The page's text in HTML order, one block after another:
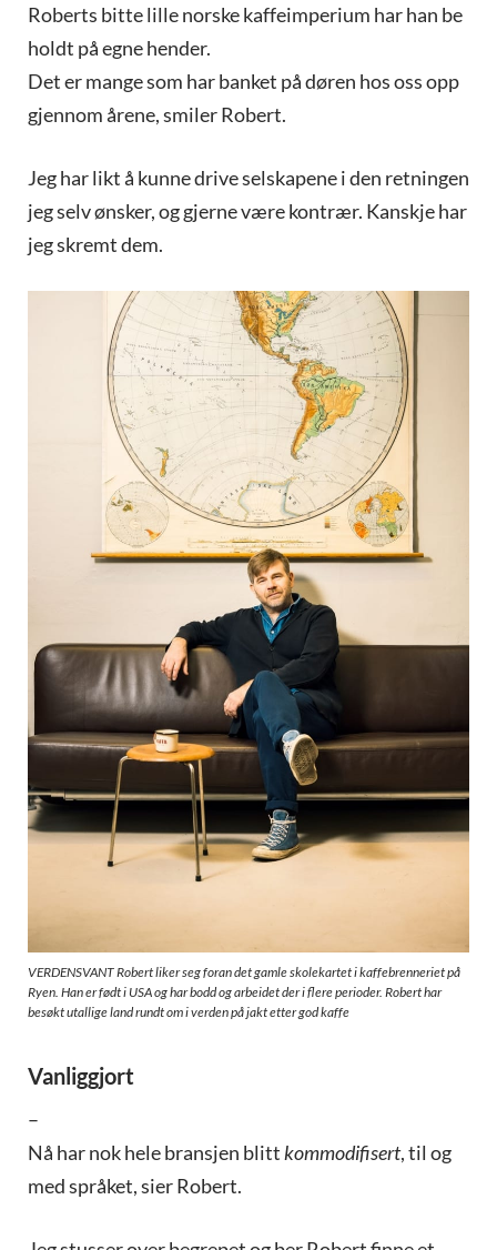
Roberts bitte lille norske kaffeimperium har han be
holdt på egne hender.
Det er mange som har banket på døren hos oss opp
gjennom årene, smiler Robert.
Jeg har likt å kunne drive selskapene i den retningen
jeg selv ønsker, og gjerne være kontrær. Kanskje har
jeg skremt dem.
VERDENSVANT Robert liker seg foran det gamle skolekartet i kaffebrenneriet på
Ryen. Han er født i USA og har bodd og arbeidet der i flere perioder. Robert har
besøkt utallige land rundt om i verden på jakt etter god kaffe
Vanliggjort
–
Nå har nok hele bransjen blittkommodifisert, til og
med språket, sier Robert.